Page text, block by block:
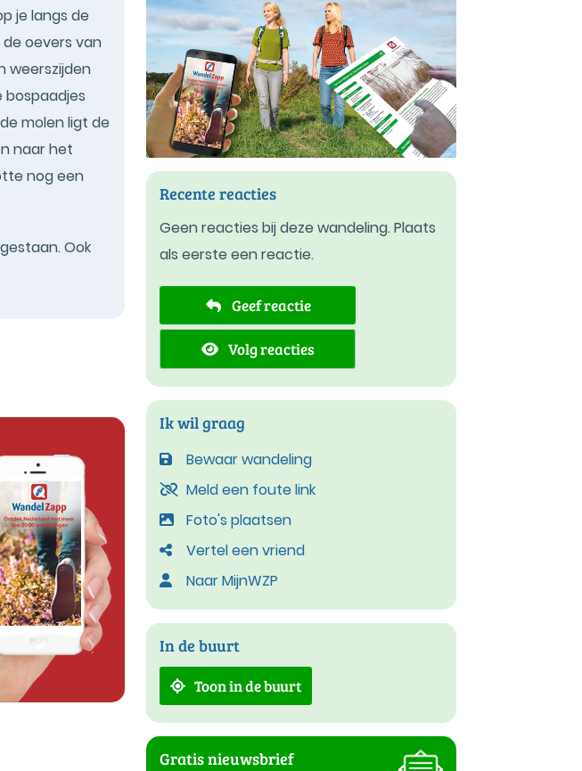
je langs de
oevers van
weerszijden
bospaadjes
molen ligt de
naar het
nog een
Ook
Recente reacties
Geen reacties bij deze wandeling. Plaats
als eerste een reactie.
Geef reactie
Volg reacties
Ik wil graag
Bewaar wandeling
Meld een foute link
Foto's plaatsen
Vertel een vriend
Naar MijnWZP
In de buurt
Toon in de buurt
Gratis nieuwsbrief